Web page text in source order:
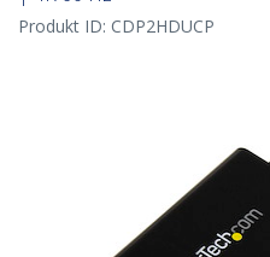
Produkt ID: CDP2HDUCP